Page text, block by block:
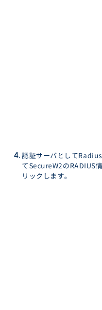
認証サーバとして
てSecureW2のRADIUS
リックします。